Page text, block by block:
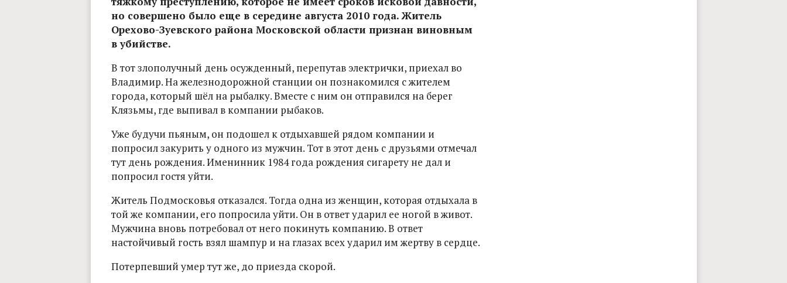
но совершено было еще в середине августа 2010 года. Житель
Орехово-Зуевского района Московской области признан виновным
в убийстве.
В тот злополучный день осужденный, перепутав электрички, приехал во
Владимир. На железнодорожной станции он познакомился с жителем
города, который шёл на рыбалку. Вместе с ним он отправился на берег
Клязьмы, где выпивал в компании рыбаков.
Уже будучи пьяным, он подошел к отдыхавшей рядом компании и
попросил закурить у одного из мужчин. Тот в этот день с друзьями отмечал
тут день рождения. Именинник 1984 года рождения сигарету не дал и
попросил гостя уйти.
Житель Подмосковья отказался. Тогда одна из женщин, которая отдыхала в
той же компании, его попросила уйти. Он в ответ ударил ее ногой в живот.
Мужчина вновь потребовал от него покинуть компанию. В ответ
настойчивый гость взял шампур и на глазах всех ударил им жертву в сердце.
Потерпевший умер тут же, до приезда скорой.